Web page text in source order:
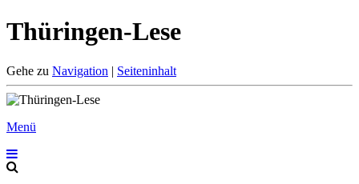
Thüringen-Lese
Gehe zu Navigation | Seiteninhalt
Menü